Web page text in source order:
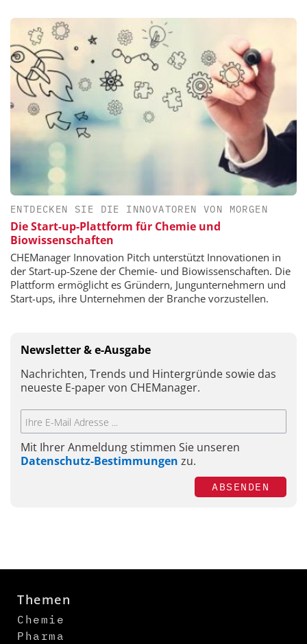
ENTDECKEN SIE DIE INNOVATOREN VON MORGEN
Die Start-up-Plattform für Chemie und
Biowissenschaften
CHEManager Innovation Pitch unterstützt Innovationen in
der Start-up-Szene der Chemie- und Biowissenschaften. Die
Plattform ermöglicht es Gründern, Jungunternehmern und
Start-ups, ihre Unternehmen der Branche vorzustellen.
Newsletter & e-Ausgabe
Nachrichten, Trends und Hintergründe sowie das
neueste E-paper von CHEManager.
Mit Ihrer Anmeldung stimmen Sie unseren
Datenschutz-Bestimmungen zu.
ABSENDEN
Themen
Chemie
Pharma